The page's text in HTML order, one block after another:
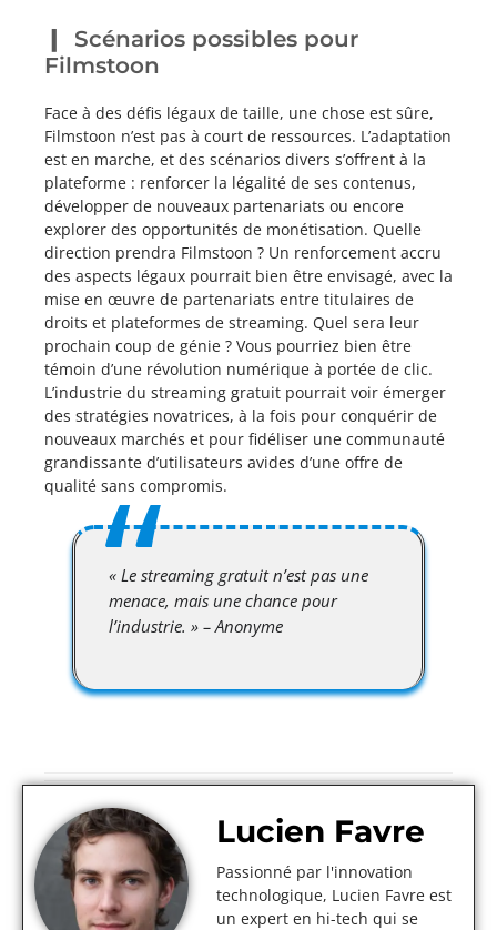
Scénarios possibles pour
Filmstoon
Face à des défis légaux de taille, une chose est sûre,
Filmstoon n’est pas à court de ressources. L’adaptation
est en marche, et des scénarios divers s’offrent à la
plateforme : renforcer la légalité de ses contenus,
développer de nouveaux partenariats ou encore
explorer des opportunités de monétisation. Quelle
direction prendra Filmstoon ? Un renforcement accru
des aspects légaux pourrait bien être envisagé, avec la
mise en œuvre de partenariats entre titulaires de
droits et plateformes de streaming. Quel sera leur
prochain coup de génie ? Vous pourriez bien être
témoin d’une révolution numérique à portée de clic.
L’industrie du streaming gratuit pourrait voir émerger
des stratégies novatrices, à la fois pour conquérir de
nouveaux marchés et pour fidéliser une communauté
grandissante d’utilisateurs avides d’une offre de
qualité sans compromis.
« Le streaming gratuit n’est pas une
menace, mais une chance pour
l’industrie. » – Anonyme
Lucien Favre
Passionné par l'innovation
technologique, Lucien Favre est
un expert en hi-tech qui se